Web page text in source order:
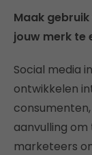
Maak
jouw merk te
Social media
ontwikkelen
aanvulling
marketeers